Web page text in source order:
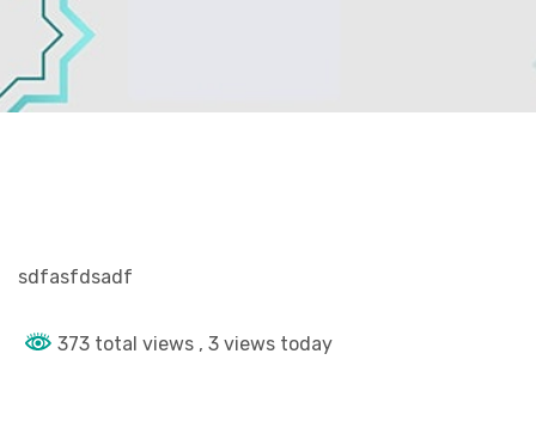
sdfasfdsadf
373 total views , 3 views today